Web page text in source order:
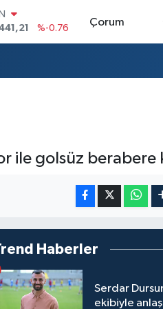
%0.17
%64
Çorum
ile golsüz berabere
Haberler
Serdar
ekibiyle